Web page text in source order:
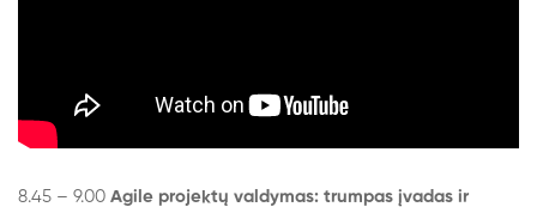
8.45 – 9.00 Agile projektų valdymas: trumpas įvadas ir